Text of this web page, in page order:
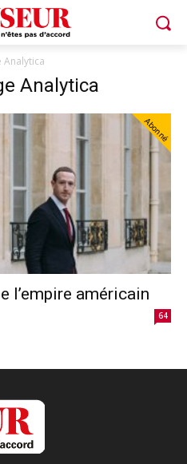
Analytica
Analytica
Abonné
l’empire américain
64